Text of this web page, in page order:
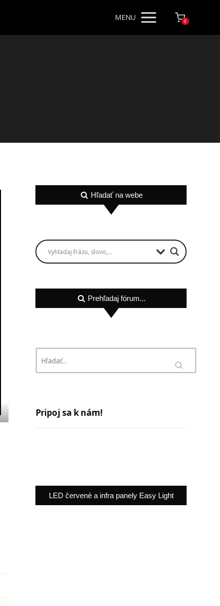
MENU 0
Hľadať na webe
Prehľadaj fórum...
Pripoj sa k nám!
LED červené a infra panely Easy Light